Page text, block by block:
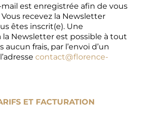
est enregistrée afin de vous
Vous recevez la Newsletter
êtes inscrit(e). Une
Newsletter est possible à tout
frais, par l’envoi d’un
contact@florence-
ET FACTURATION